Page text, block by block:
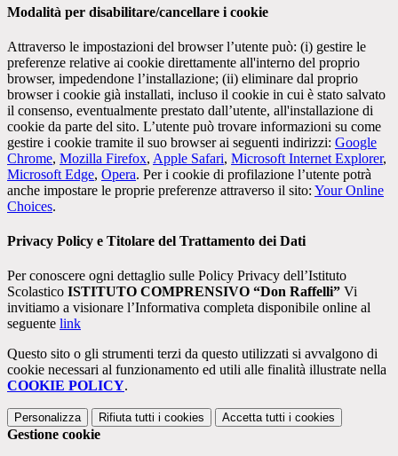
Modalità per disabilitare/cancellare i cookie
Attraverso le impostazioni del browser l’utente può: (i) gestire le
preferenze relative ai cookie direttamente all'interno del proprio
browser, impedendone l’installazione; (ii) eliminare dal proprio
browser i cookie già installati, incluso il cookie in cui è stato salvato
il consenso, eventualmente prestato dall’utente, all'installazione di
cookie da parte del sito. L’utente può trovare informazioni su come
gestire i cookie tramite il suo browser ai seguenti indirizzi: Google
Chrome, Mozilla Firefox, Apple Safari, Microsoft Internet Explorer,
Microsoft Edge, Opera. Per i cookie di profilazione l’utente potrà
anche impostare le proprie preferenze attraverso il sito: Your Online
Choices.
Privacy Policy e Titolare del Trattamento dei Dati
Per conoscere ogni dettaglio sulle Policy Privacy dell’Istituto
Scolastico ISTITUTO COMPRENSIVO “Don Raffelli” Vi
invitiamo a visionare l’Informativa completa disponibile online al
seguente link
Questo sito o gli strumenti terzi da questo utilizzati si avvalgono di
cookie necessari al funzionamento ed utili alle finalità illustrate nella
COOKIE POLICY.
Personalizza Rifiuta tutti i cookies Accetta tutti i cookies
Gestione cookie